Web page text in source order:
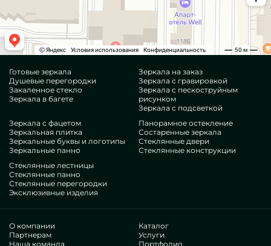
Готовые зеркала
Душевые перегородки
Закаленное стекло
Зеркала в багете
Зеркала на заказ
Зеркала с гравировкой
Зеркала с пескоструйным
рисунком
Зеркала с подсветкой
Зеркала с фацетом
Зеркальная плитка
Зеркальные буквы и логотипы
Зеркальные панно
Панорамное остекление
Состаренные зеркала
Стеклянные двери
Стеклянные конструкции
Стеклянные лестницы
Стеклянные панно
Стеклянные перегородки
Эксклюзивные изделия
О компании
Партнерам
Наша команда
Каталог
Услуги
Портфолио